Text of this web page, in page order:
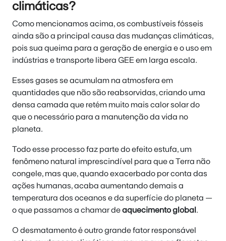
climáticas?
Como mencionamos acima, os combustíveis fósseis
ainda são a principal causa das mudanças climáticas,
pois sua queima para a geração de energia e o uso em
indústrias e transporte libera GEE em larga escala.
Esses gases se acumulam na atmosfera em
quantidades que não são reabsorvidas, criando uma
densa camada que retém muito mais calor solar do
que o necessário para a manutenção da vida no
planeta.
Todo esse processo faz parte do efeito estufa, um
fenômeno natural imprescindível para que a Terra não
congele, mas que, quando exacerbado por conta das
ações humanas, acaba aumentando demais a
temperatura dos oceanos e da superfície do planeta —
o que passamos a chamar deaquecimento global .
O desmatamento é outro grande fator responsável